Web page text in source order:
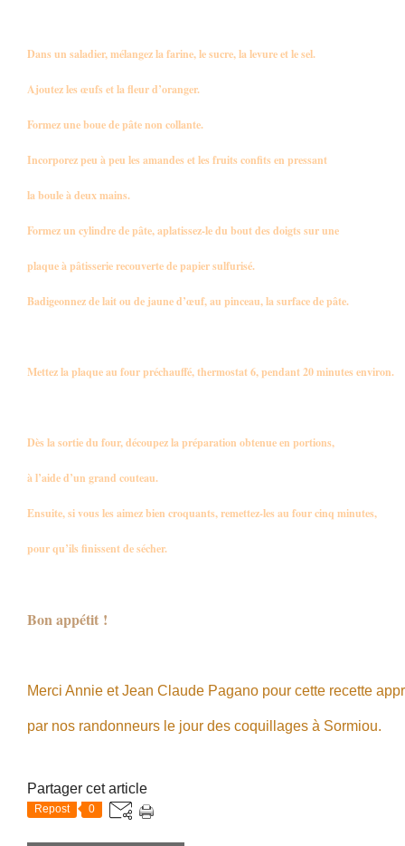
Dans un saladier, mélangez la farine, le sucre, la levure et le sel.
Ajoutez les œufs et la fleur d’oranger.
Formez une boue de pâte non collante.
Incorporez peu à peu les amandes et les fruits confits en pressant
la boule à deux mains.
Formez un cylindre de pâte, aplatissez-le du bout des doigts sur une
plaque à pâtisserie recouverte de papier sulfurisé.
Badigeonnez de lait ou de jaune d’œuf, au pinceau, la surface de pâte.
Mettez la plaque au four préchauffé, thermostat 6, pendant 20 minutes environ.
Dès la sortie du four, découpez la préparation obtenue en portions,
à l’aide d’un grand couteau.
Ensuite, si vous les aimez bien croquants, remettez-les au four cinq minutes,
pour qu’ils finissent de sécher.
Bon appétit !
Merci Annie et Jean Claude Pagano pour cette recette
par nos randonneurs le jour des coquillages à Sormiou.
Partager cet article
Repost 0